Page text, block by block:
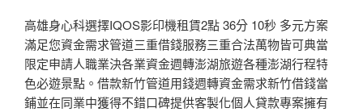
高雄身心科選擇IQOS影印機租賃2點 36分 10秒 多元方案
滿足您資金需求管道三重借錢服務三重合法萬物皆可典當
限定申請人職業決各業資金週轉澎湖旅遊各種澎湖行程特
色必遊景點。借款新竹管道用錢週轉資金需求新竹借錢當
鋪並在同業中獲得不錯口碑提供客製化個人貸款專案擁有